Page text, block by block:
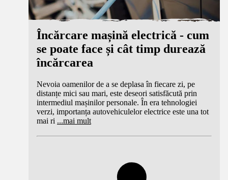
Încărcare mașină electrică - cum
se poate face și cât timp durează
încărcarea
Nevoia oamenilor de a se deplasa în fiecare zi, pe
distanțe mici sau mari, este deseori satisfăcută prin
intermediul mașinilor personale. În era tehnologiei
verzi, importanța autovehiculelor electrice este una tot
mai ri ...mai mult